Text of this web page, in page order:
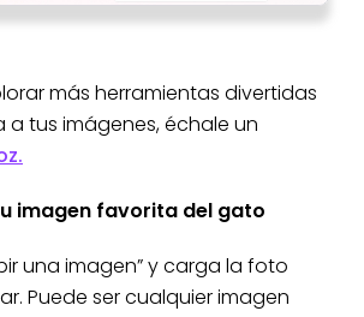
más herramientas divertidas
a tus imágenes, échale un
imagen favorita del gato
una imagen” y carga la foto
Puede ser cualquier imagen